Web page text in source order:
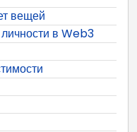
вещей
в Web3